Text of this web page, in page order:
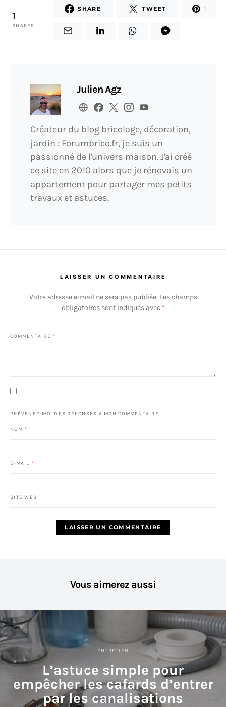
1
SHARES
SHARE TWEET 1
Julien Agz
Créateur du blog bricolage, décoration,
jardin : Forumbrico.fr, je suis un
passionné de l'univers maison. J'ai créé
ce site en 2010 alors que je rénovais un
appartement pour partager mes petits
travaux et astuces.
LAISSER UN COMMENTAIRE
Votre adresse e-mail ne sera pas publiée. Les champs
obligatoires sont indiqués avec *
COMMENTAIRE *
PRÉVENEZ-MOI DES RÉPONSES À MON COMMENTAIRE
NOM *
E-MAIL *
SITE WEB
Vous aimerez aussi
ENTRETIEN
L’astuce simple pour
empêcher les cafards d’entrer
par les canalisations